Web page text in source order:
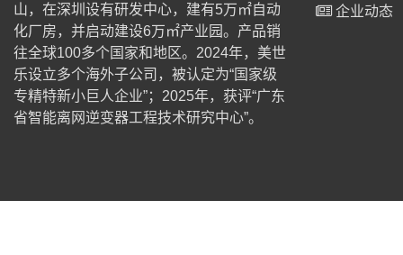
山，在深圳设有研发中心，建有5万㎡自动
化厂房，并启动建设6万㎡产业园。产品销
往全球100多个国家和地区。2024年，美世
乐设立多个海外子公司，被认定为“国家级
专精特新小巨人企业”；2025年，获评“广东
省智能离网逆变器工程技术研究中心”。
企业动态